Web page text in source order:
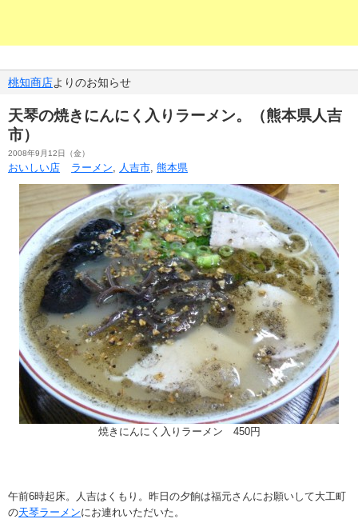
桃知商店よりのお知らせ
天琴の焼きにんにく入りラーメン。（熊本県人吉
市）
2008年9月12日（金）
おいしい店 ラーメン, 人吉市, 熊本県
焼きにんにく入りラーメン 450円
午前6時起床。人吉はくもり。昨日の夕餉は福元さんにお願いして大工町
の天琴ラーメンにお連れいただいた。